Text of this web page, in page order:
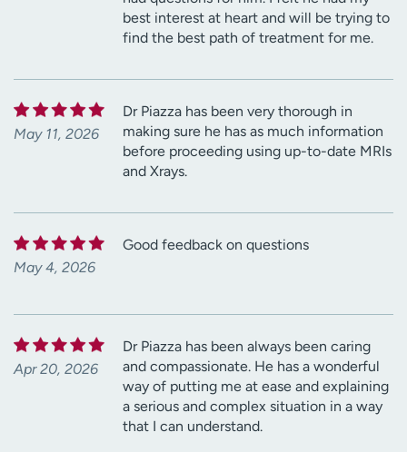
best interest at heart and will be trying to
find the best path of treatment for me.
May 11, 2026
Dr Piazza has been very thorough in
making sure he has as much information
before proceeding using up-to-date MRIs
and Xrays.
May 4, 2026
Good feedback on questions
Apr 20, 2026
Dr Piazza has been always been caring
and compassionate. He has a wonderful
way of putting me at ease and explaining
a serious and complex situation in a way
that I can understand.